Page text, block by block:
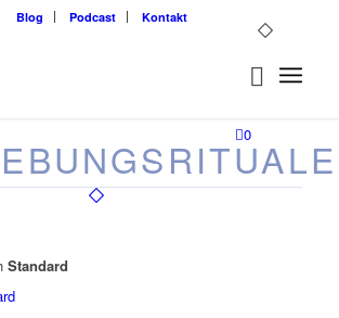
Blog Podcast Kontakt
0
Standard